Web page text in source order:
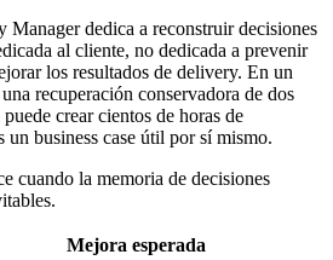
Manager dedica a reconstruir decisiones
al cliente, no dedicada a prevenir
los resultados de delivery. En un
recuperación conservadora de dos
crear cientos de horas de
un business case útil por sí mismo.
cuando la memoria de decisiones
Mejora esperada